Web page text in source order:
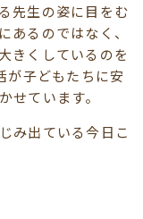
先生の姿に目をむ
あるのではなく、
きくしているのを
が子どもたちに安
せています。
み出ている今日こ